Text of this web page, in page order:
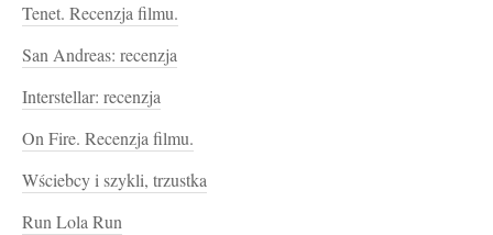
Tenet. Recenzja filmu.
San Andreas: recenzja
Interstellar: recenzja
On Fire. Recenzja filmu.
Wściebcy i szykli, trzustka
Run Lola Run